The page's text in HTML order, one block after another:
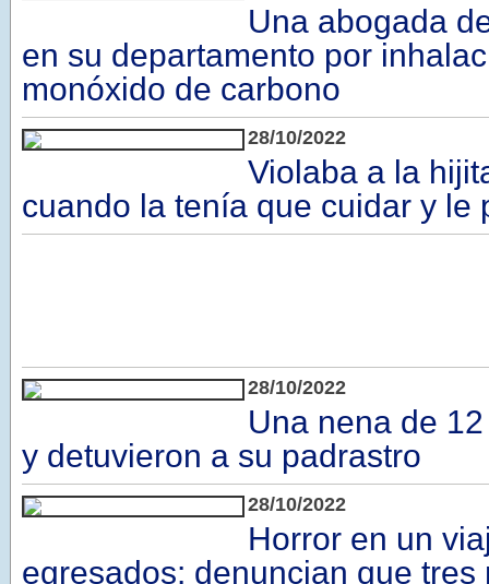
Una abogada
en su departamento por
monóxido de carbono
28/10/2022
Violaba a la
cuando la tenía que cuidar y le
28/10/2022
Una nena de
y detuvieron a su padrastro
28/10/2022
Horror en un
egresados: denuncian que tres